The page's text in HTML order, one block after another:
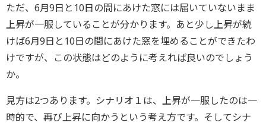
ただ、6月9日と10日の間にあけた窓には届いていないまま
上昇が一服していることが分かります。あと少し上昇が続
けば6月9日と10日の間にあけた窓を埋めることができたわ
けですが、この状態はどのように考えれば良いのでしょう
か。
見方は2つあります。シナリオ１は、上昇が一服したのは一
時的で、再び上昇に向かうという考え方です。そしてシナ